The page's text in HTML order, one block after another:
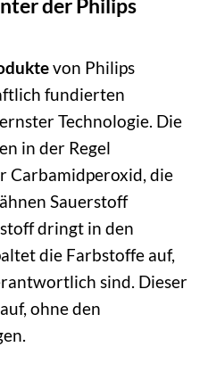
von Philips
fundierten
Technologie. Die
in der Regel
Carbamidperoxid, die
Sauerstoff
dringt in den
die Farbstoffe auf,
sind. Dieser
ohne den